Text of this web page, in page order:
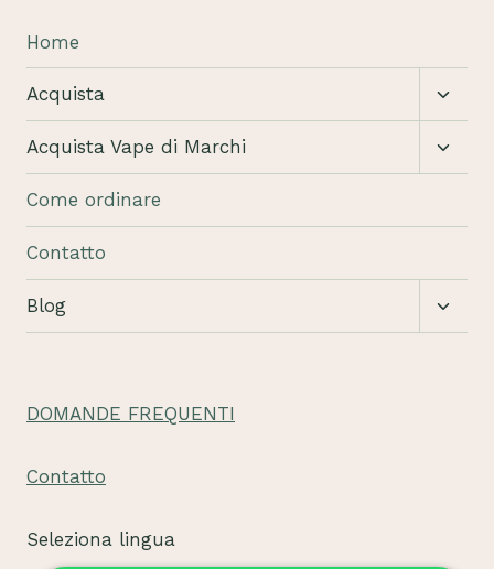
Home
Acquista
Acquista Vape di Marchi
Come ordinare
Contatto
Blog
DOMANDE FREQUENTI
Contatto
Seleziona lingua